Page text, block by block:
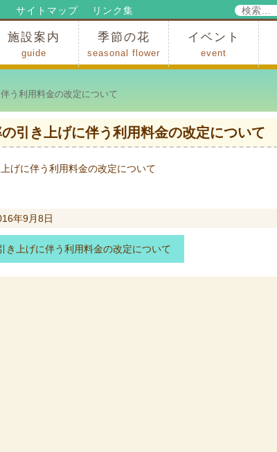
リンク集
サイトマップ
検
施設案内
guide
季節の花
seasonal flower
イベント
event
利用料金の改定について
引き上げに伴う利用料金の改定について
げに伴う利用料金の改定について
年9月8日
き上げに伴う利用料金の改定について